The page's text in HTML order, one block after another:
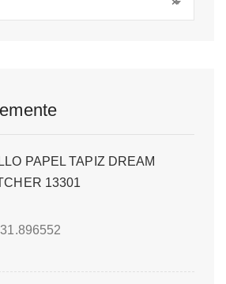
PAPEL TAPIZ DREAM
13301